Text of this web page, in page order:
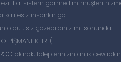
bir sistem görmedim müşteri
kalitesiz insanlar gö...
oldu , siz çözebildiniz mi sonunda
PİŞMANLIKTIR :(
olarak, taleplerinizin anlık